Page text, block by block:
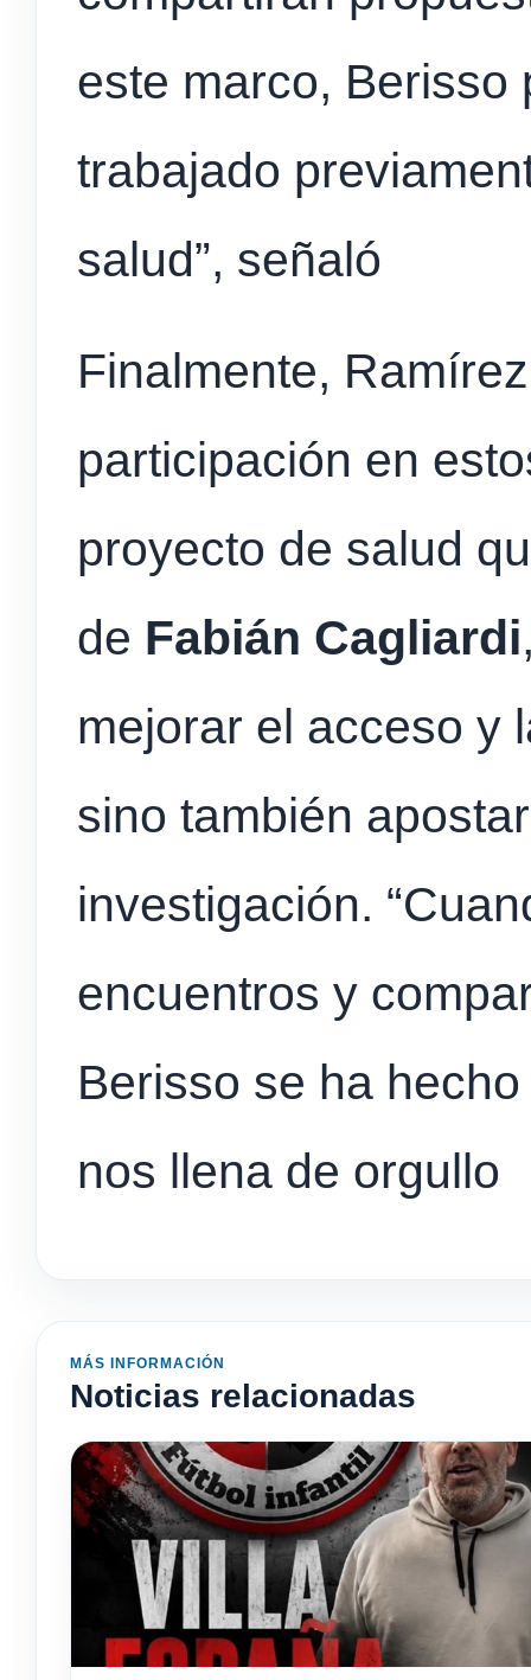
este marco, Berisso
trabajado
salud”, señaló
Finalmente,
participación en
proyecto de salud
de Fabián Cagliardi
mejorar el acceso y
sino también
investigación.
encuentros y
Berisso se ha
nos llena de orgullo
MÁS INFORMACIÓN
Noticias relacionadas